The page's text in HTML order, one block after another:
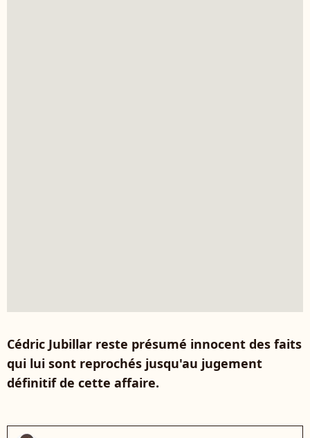
Cédric Jubillar reste présumé innocent des faits
qui lui sont reprochés jusqu'au jugement
définitif de cette affaire.